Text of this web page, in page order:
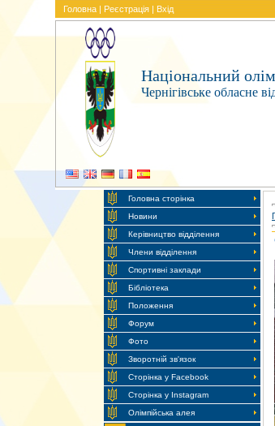
Головна| Реєстрація| Вхід
Національний
Чернігівське обласне
Головна сторінка
Новини
Керівництво відділення
Члени відділення
Спортивні заклади
Бібліотека
Положення
Форум
Фото
Зворотній зв'язок
Сторінка у Facebook
Сторінка у Instagram
Олімпійська алея